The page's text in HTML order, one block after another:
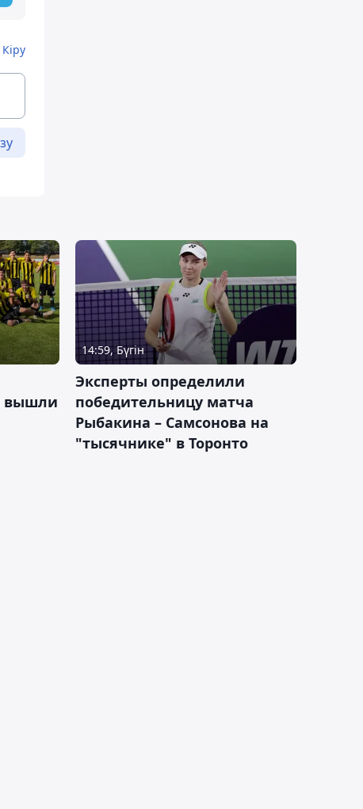
Кіру
вышли
14:59, Бүгін
Эксперты определили
победительницу матча
Рыбакина – Самсонова на
"тысячнике" в Торонто